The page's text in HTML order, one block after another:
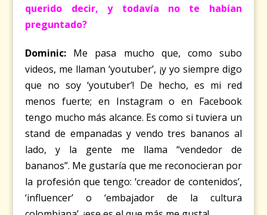
querido decir, y todavía no te habían
preguntado?
Dominic: Me pasa mucho que, como subo
videos, me llaman ‘youtuber’, ¡y yo siempre digo
que no soy ‘youtuber’! De hecho, es mi red
menos fuerte; en Instagram o en Facebook
tengo mucho más alcance. Es como si tuviera un
stand de empanadas y vendo tres bananos al
lado, y la gente me llama “vendedor de
bananos”. Me gustaría que me reconocieran por
la profesión que tengo: ‘creador de contenidos’,
‘influencer’ o ‘embajador de la cultura